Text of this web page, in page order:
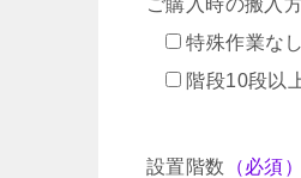
特殊作業な
階段10段以
設置階数 （必須）